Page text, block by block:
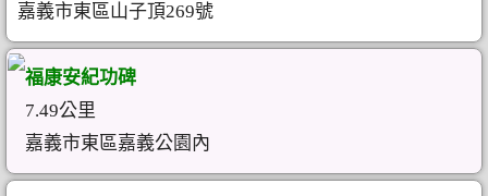
嘉義市東區山子頂269號
福康安紀功碑
7.49公里
嘉義市東區嘉義公園內